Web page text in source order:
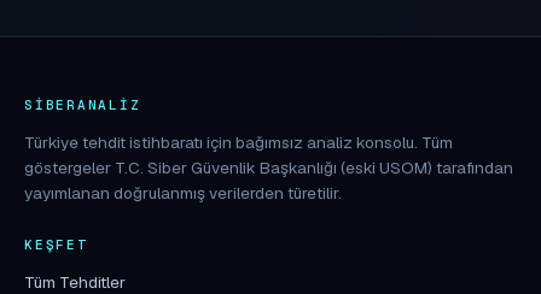
SIBERANALIZ
Türkiye tehdit istihbaratı için bağımsız analiz konsolu. Tüm
göstergeler T.C. Siber Güvenlik Başkanlığı (eski USOM) tarafından
yayımlanan doğrulanmış verilerden türetilir.
KEŞFET
Tüm Tehditler